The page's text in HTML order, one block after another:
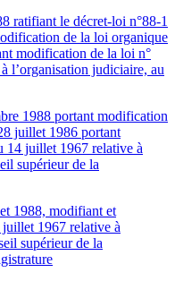
ratifiant le décret-loi n°88-1
de la loi organique
modification de la loi n°
l’organisation judiciaire, au
1988 portant modification
juillet 1986 portant
14 juillet 1967 relative à
supérieur de la
1988, modifiant et
1967 relative à
supérieur de la